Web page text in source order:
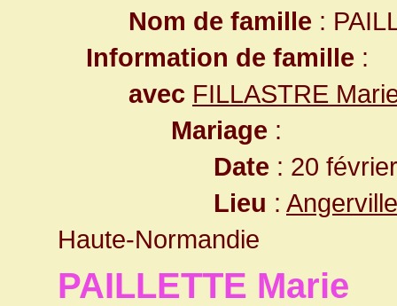
Nom de famille :
Information de famille :
avec FILLASTRE
Mariage :
Date : 20
Lieu :
Haute-Normandie
PAILLETTE Marie